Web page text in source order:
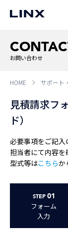
企業情報
お問い合わせ
HOME サポート
見積請求フ
ド）
必要事項をご記入
担当者にて内容を
型式等はこちらか
STEP 01
フォーム
入力